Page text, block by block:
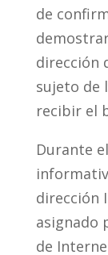
de
dirección
sujeto de
recibir el
Durante
dirección
asignado
de